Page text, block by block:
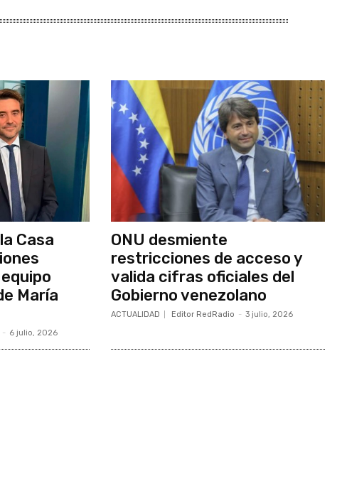
Casa
María
- 6 julio, 2026
ONU desmiente
restricciones de acceso y
valida cifras oficiales del
Gobierno venezolano
ACTUALIDAD Editor RedRadio - 3 julio, 2026